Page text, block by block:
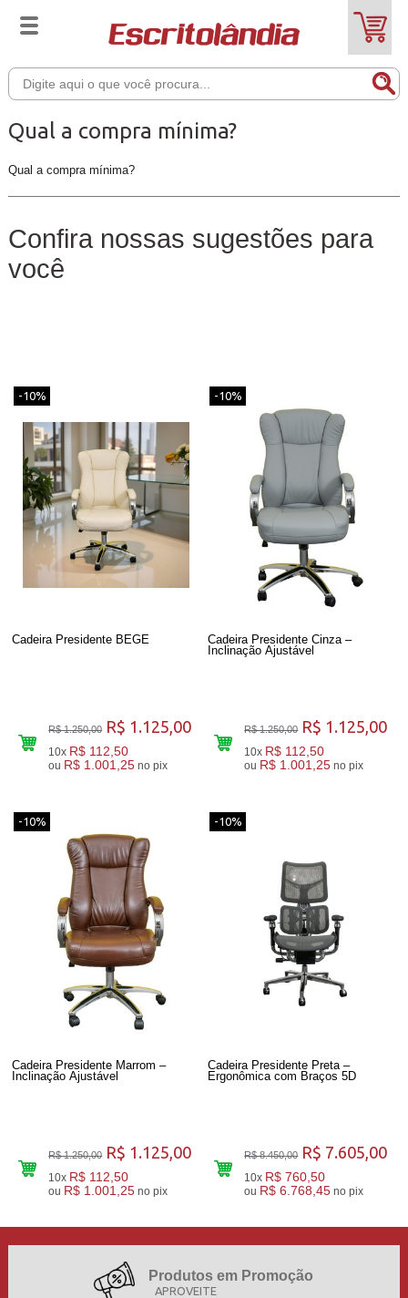
Qual a compra mínima?
Qual a compra mínima?
Confira nossas sugestões para
você
-10%
Cadeira Presidente BEGE
R$ 1.250,00 R$ 1.125,00
10x R$ 112,50
ou R$ 1.001,25 no pix
-10%
Cadeira Presidente Cinza –
Inclinação Ajustável
R$ 1.250,00 R$ 1.125,00
10x R$ 112,50
ou R$ 1.001,25 no pix
-10%
Cadeira Presidente Marrom –
Inclinação Ajustável
R$ 1.250,00 R$ 1.125,00
10x R$ 112,50
ou R$ 1.001,25 no pix
-10%
Cadeira Presidente Preta –
Ergonômica com Braços 5D
R$ 8.450,00 R$ 7.605,00
10x R$ 760,50
ou R$ 6.768,45 no pix
Produtos em Promoção
APROVEITE